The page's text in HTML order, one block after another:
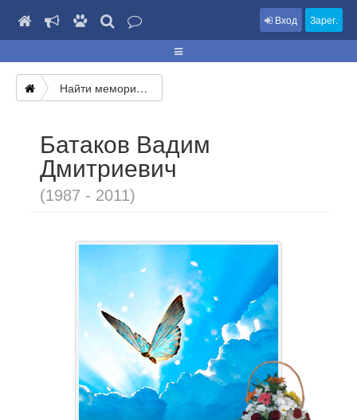
Вход Зарег.
Найти мемориал
Батаков Вадим
Дмитриевич
(1987 - 2011)